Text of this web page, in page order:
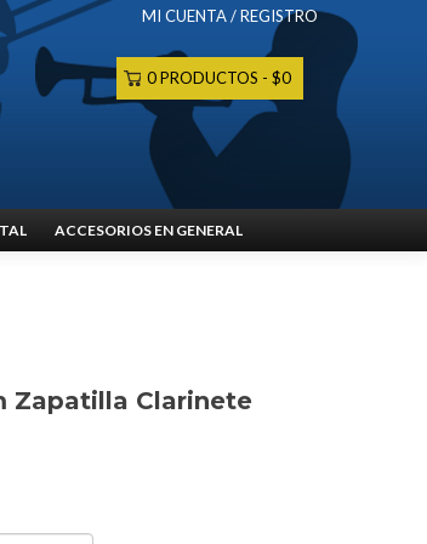
MI CUENTA / REGISTRO
0 PRODUCTOS $0
ACCESORIOS EN GENERAL
Zapatilla Clarinete